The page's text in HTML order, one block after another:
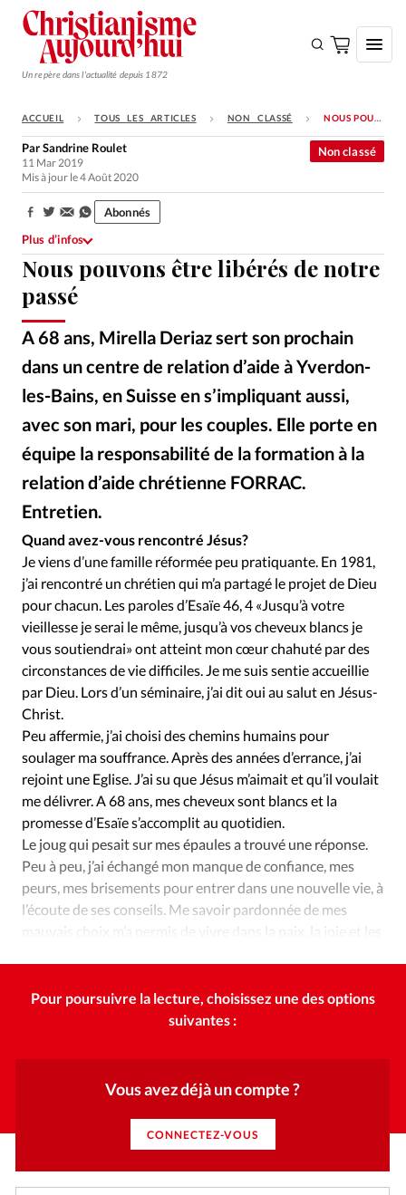
Un repère dans l'actualité depuis 1872
S'ABONNER
Monde
Opinions
Tous les articles
Faire un don
Emploi
Se connecter
Édition: Internationale
RUBRIQUES
Tous les articles
Actualité chrétienne
Actualité internationale
Dossier
Eglises Foi Génération réveil
Opinions
Publireportage
Relations Aujourd'hui
Société
Tour du monde des Eglises
Trait d'Ixène
Vécu
Vie Intérieure
ACCUEIL TOUS LES ARTICLES NON CLASSÉ NOUS POUVONS ÊTRE LIBÉRÉS DE NOTRE PASSÉ
Nous pouvons être libérés de notre
passé
A 68 ans, Mirella Deriaz sert son prochain
dans un centre de relation d’aide à Yverdon-
les-Bains, en Suisse en s’impliquant aussi,
avec son mari, pour les couples. Elle porte en
équipe la responsabilité de la formation à la
relation d’aide chrétienne FORRAC.
Entretien.
Non classé
ParSandrine Roulet
11 Mar 2019
Mis à jour le 4 Août 2020
Partager:
Abonnés
Plus d’infos
Quand avez-vous rencontré Jésus?
Je viens d’une famille réformée peu pratiquante. En 1981,
j’ai rencontré un chrétien qui m’a partagé le projet de Dieu
pour chacun. Les paroles d’Esaïe 46, 4 «Jusqu’à votre
vieillesse je serai le même, jusqu’à vos cheveux blancs je
vous soutiendrai» ont atteint mon cœur chahuté par des
circonstances de vie difficiles. Je me suis sentie accueillie
par Dieu. Lors d’un séminaire, j’ai dit oui au salut en Jésus-
Christ.
Peu affermie, j’ai choisi des chemins humains pour
soulager ma souffrance. Après des années d’errance, j’ai
rejoint une Eglise. J’ai su que Jésus m’aimait et qu’il voulait
me délivrer. A 68 ans, mes cheveux sont blancs et la
promesse d’Esaïe s’accomplit au quotidien.
Le joug qui pesait sur mes épaules a trouvé une réponse.
Peu à peu, j’ai échangé mon manque de confiance, mes
peurs, mes brisements pour entrer dans une nouvelle vie, à
l’écoute de ses conseils. Me savoir pardonnée de mes
mauvais choix m’a permis de vivre dans la paix, la joie et les
Pour poursuivre la lecture, choisissez une des options
suivantes :
Vous avez déjà un compte ?
CONNECTEZ-VOUS